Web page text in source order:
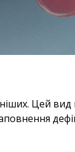
Цей вид